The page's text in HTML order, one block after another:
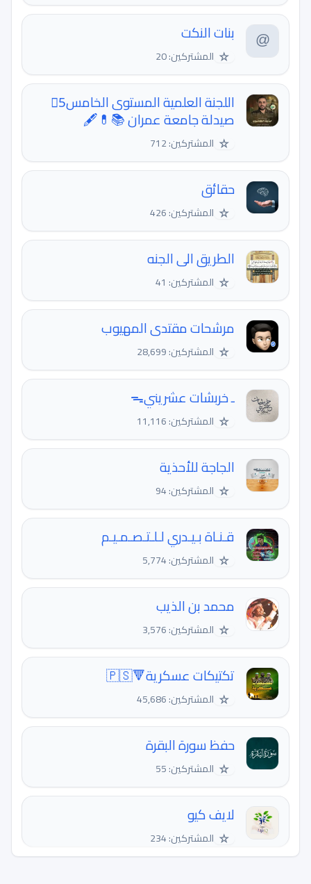
بنات النكت
☆ المشتركين: 20
اللجنة العلمية المستوى الخامس5⃣
صيدلة جامعة عمران 📚💊🖋
☆ المشتركين: 712
حقائق
☆ المشتركين: 426
الطريق الى الجنه
☆ المشتركين: 41
مرشحات مقتدى المهيوب
☆ المشتركين: 28,699
ـ خربشات عشرينيᯓ
☆ المشتركين: 11,116
الجاجة للأحذية
☆ المشتركين: 94
قـنـاة بـيـدري لـلـتـصـمـيـم
☆ المشتركين: 5,774
محمد بن الذيب
☆ المشتركين: 3,576
تكتيكات عسكرية🔻🇵🇸
☆ المشتركين: 45,686
حفظ سورة البقرة
☆ المشتركين: 55
لايف كيو
☆ المشتركين: 234